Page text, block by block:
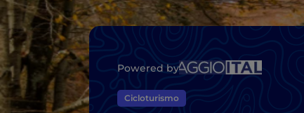
Powered by
Cicloturismo